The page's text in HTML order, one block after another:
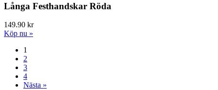
Långa Festhandskar Röda
149.90 kr
Köp nu »
1
2
3
4
Nästa »